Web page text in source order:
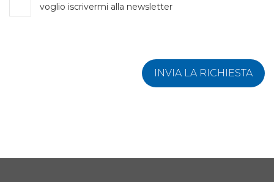
voglio iscrivermi alla newsletter
INVIA LA RICHIESTA